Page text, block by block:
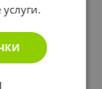
25°C.